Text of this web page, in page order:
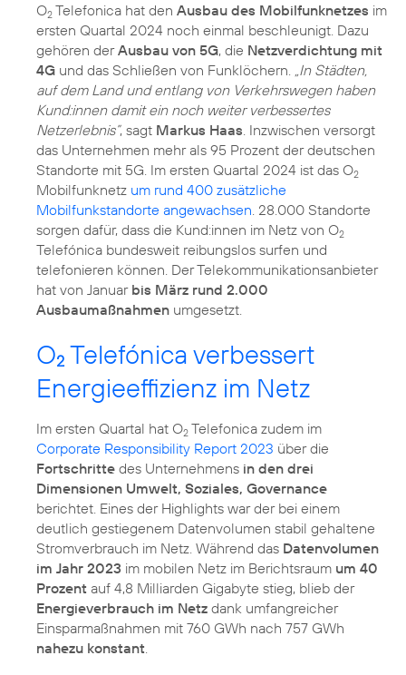
O2 Telefonica hat den Ausbau des Mobilfunknetzes im
ersten Quartal 2024 noch einmal beschleunigt. Dazu
gehören derAusbau von 5G, die Netzverdichtung mit
4G und das Schließen von Funklöchern. „In Städten,
auf dem Land und entlang von Verkehrswegen haben
Kund:innen damit ein noch weiter verbessertes
Netzerlebnis”, sagt Markus Haas. Inzwischen versorgt
das Unternehmen mehr als 95 Prozent der deutschen
Standorte mit 5G. Im ersten Quartal 2024 ist das O2
Mobilfunknetz um rund 400 zusätzliche
Mobilfunkstandorte angewachsen. 28.000 Standorte
sorgen dafür, dass die Kund:innen im Netz von O2
Telefónica bundesweit reibungslos surfen und
telefonieren können. Der Telekommunikationsanbieter
hat von Januar bis März rund 2.000
Ausbaumaßnahmen umgesetzt.
O2 Telefónica verbessert
Energieeffizienz im Netz
Im ersten Quartal hat O2 Telefonica zudem im
Corporate Responsibility Report 2023 über die
Fortschritte des Unternehmens in den drei
Dimensionen Umwelt, Soziales, Governance
berichtet. Eines der Highlights war der bei einem
deutlich gestiegenem Datenvolumen stabil gehaltene
Stromverbrauch im Netz. Während das Datenvolumen
im Jahr 2023 im mobilen Netz im Berichtsraum um 40
Prozent auf 4,8 Milliarden Gigabyte stieg, blieb der
Energieverbrauch im Netz dank umfangreicher
Einsparmaßnahmen mit 760 GWh nach 757 GWh
nahezu konstant.